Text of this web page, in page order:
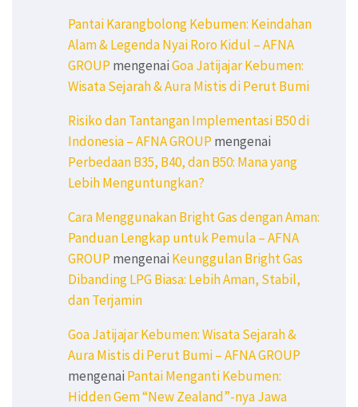
Pantai Karangbolong Kebumen: Keindahan
Alam & Legenda Nyai Roro Kidul – AFNA
GROUPmengenaiGoa Jatijajar Kebumen:
Wisata Sejarah & Aura Mistis di Perut Bumi
Risiko dan Tantangan Implementasi B50 di
Indonesia – AFNA GROUPmengenai
Perbedaan B35, B40, dan B50: Mana yang
Lebih Menguntungkan?
Cara Menggunakan Bright Gas dengan Aman:
Panduan Lengkap untuk Pemula – AFNA
GROUPmengenai Keunggulan Bright Gas
Dibanding LPG Biasa: Lebih Aman, Stabil,
dan Terjamin
Goa Jatijajar Kebumen: Wisata Sejarah &
Aura Mistis di Perut Bumi – AFNA GROUP
mengenai Pantai Menganti Kebumen:
Hidden Gem “New Zealand”-nya Jawa